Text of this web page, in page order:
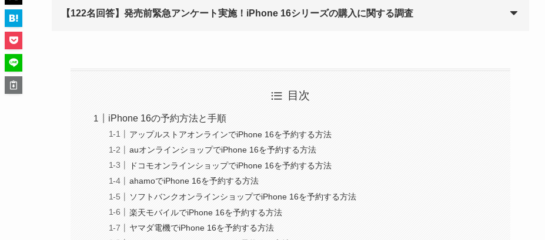
【122名回答】発売前緊急アンケート実施！iPhone 16シリーズの購入に関する調査
目次
iPhone 16の予約方法と手順
アップルストアオンラインでiPhone 16を予約する方法
auオンラインショップでiPhone 16を予約する方法
ドコモオンラインショップでiPhone 16を予約する方法
ahamoでiPhone 16を予約する方法
ソフトバンクオンラインショップでiPhone 16を予約する方法
楽天モバイルでiPhone 16を予約する方法
ヤマダ電機でiPhone 16を予約する方法